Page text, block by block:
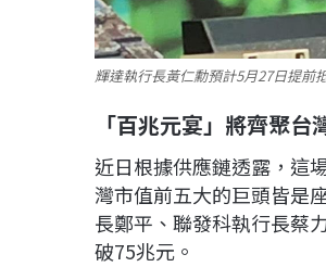
輝達執行長黃仁勳預計5月27日提前
「百兆元宴」將齊聚
近日根據供應鏈透露，這
灣市值前五大的巨頭皆是
長鄭平、聯發科執行長蔡
破75兆元。